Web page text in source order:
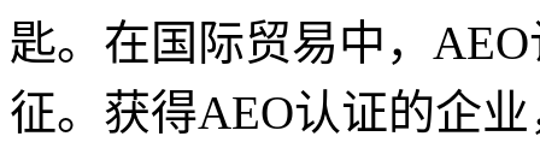
匙。在国际贸易中，
征。获得AEO认证的企